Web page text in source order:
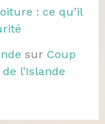
: ce qu’il
sur Coup
l’Islande